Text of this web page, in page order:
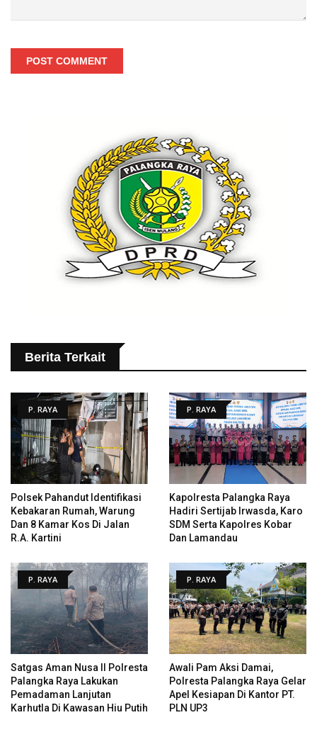
POST COMMENT
Berita Terkait
P. RAYA
Polsek Pahandut Identifikasi
Kebakaran Rumah, Warung
Dan 8 Kamar Kos Di Jalan
R.A. Kartini
P. RAYA
Kapolresta Palangka Raya
Hadiri Sertijab Irwasda, Karo
SDM Serta Kapolres Kobar
Dan Lamandau
P. RAYA
Satgas Aman Nusa II Polresta
Palangka Raya Lakukan
Pemadaman Lanjutan
Karhutla Di Kawasan Hiu Putih
P. RAYA
Awali Pam Aksi Damai,
Polresta Palangka Raya Gelar
Apel Kesiapan Di Kantor PT.
PLN UP3